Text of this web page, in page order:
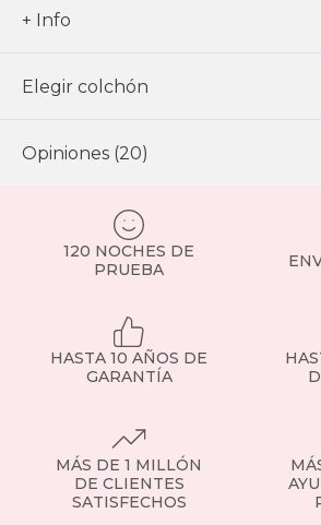
+ Info
Elegir colchón
Opiniones (20)
120 NOCHES DE
PRUEBA
HASTA 10 AÑOS DE
GARANTÍA
MÁS DE 1 MILLÓN
DE CLIENTES
SATISFECHOS